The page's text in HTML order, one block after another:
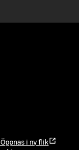
Öppnas i ny flik